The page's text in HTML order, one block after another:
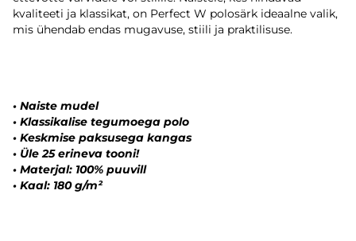
kvaliteeti ja klassikat, on Perfect W polosärk ideaalne valik,
mis ühendab endas mugavuse, stiili ja praktilisuse.
• Naiste mudel
• Klassikalise tegumoega polo
• Keskmise paksusega kangas
• Üle 25 erineva tooni!
• Materjal: 100% puuvill
• Kaal: 180 g/m²